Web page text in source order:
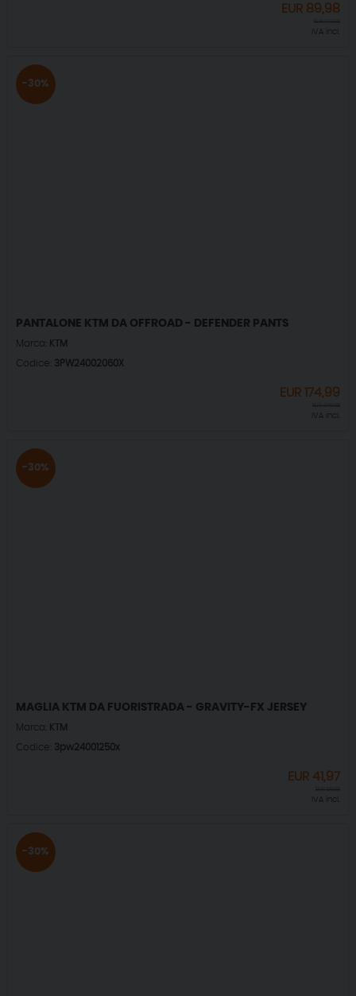
EUR 89,98
IVA incl.
-30%
PANTALONE KTM DA OFFROAD - DEFENDER PANTS
Marca: KTM
Codice: 3PW24002060X
EUR 174,99
IVA incl.
-30%
MAGLIA KTM DA FUORISTRADA - GRAVITY-FX JERSEY
Marca: KTM
Codice: 3pw24001250x
EUR 41,97
IVA incl.
-30%